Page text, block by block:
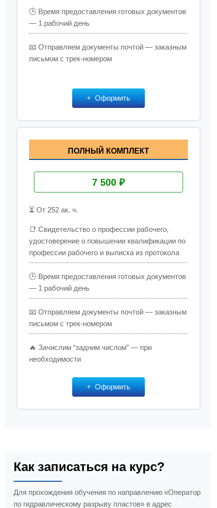
🕒 Время предоставления готовых документов
— 1 рабочий день
📧 Отправляем документы почтой — заказным
письмом с трек-номером
Оформить
ПОЛНЫЙ КОМПЛЕКТ
7 500 ₽
⏳ От 252 ак. ч.
📑 Свидетельство о профессии рабочего,
удостоверение о повышении квалификации по
профессии рабочего и выписка из протокола
🕒 Время предоставления готовых документов
— 1 рабочий день
📧 Отправляем документы почтой — заказным
письмом с трек-номером
🔥 Зачислим “задним числом” — при
необходимости
Оформить
Как записаться на курс?
Для прохождения обучения по направлению «Оператор
по гидравлическому разрыву пластов» в адрес